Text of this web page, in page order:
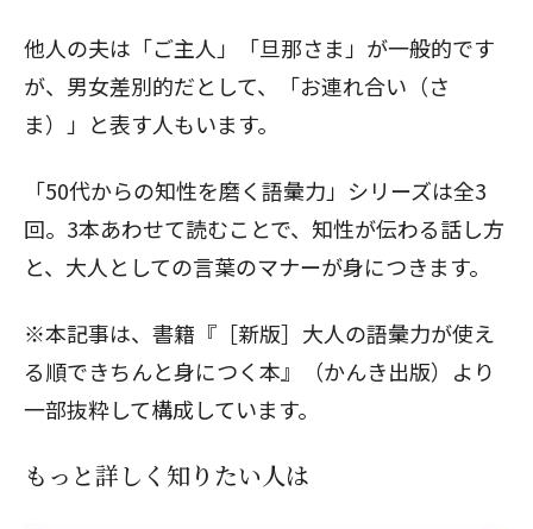
他人の夫は「ご主人」「旦那さま」が一般的です
が、男女差別的だとして、「お連れ合い（さ
ま）」と表す人もいます。
「50代からの知性を磨く語彙力」シリーズは全3
回。3本あわせて読むことで、知性が伝わる話し方
と、大人としての言葉のマナーが身につきます。
※本記事は、書籍『［新版］大人の語彙力が使え
る順できちんと身につく本』（かんき出版）より
一部抜粋して構成しています。
もっと詳しく知りたい人は